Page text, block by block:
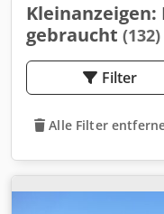
Kleinanzeigen:
gebraucht (132)
Filter
Alle Filter